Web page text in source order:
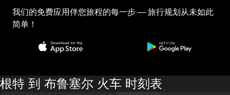
我们的免费应用伴您旅程的每一步 — 旅行规划从未如此
简单！
根特 到 布鲁塞尔 火车 时刻表